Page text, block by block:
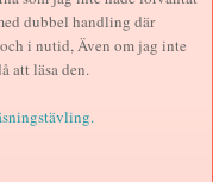
dubbel handling där
i nutid, Även om jag inte
att läsa den.